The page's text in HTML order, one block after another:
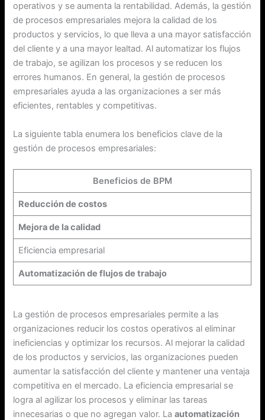
operativos y se aumenta la rentabilidad. Además, la gestión
de procesos empresariales mejora la calidad de los
productos y servicios, lo que lleva a una mayor satisfacción
del cliente y a una mayor lealtad. Al automatizar los flujos
de trabajo, se agilizan los procesos y se reducen los
errores humanos. En general, la gestión de procesos
empresariales ayuda a las organizaciones a ser más
eficientes, rentables y competitivas.
La siguiente tabla enumera los beneficios clave de la
gestión de procesos empresariales:
Beneficios de BPM
Reducción de costos
Mejora de la calidad
Eficiencia empresarial
Automatización de flujos de trabajo
La gestión de procesos empresariales permite a las
organizaciones reducir los costos operativos al eliminar
ineficiencias y optimizar los recursos. Al mejorar la calidad
de los productos y servicios, las organizaciones pueden
aumentar la satisfacción del cliente y mantener una ventaja
competitiva en el mercado. La eficiencia empresarial se
logra al agilizar los procesos y eliminar las tareas
innecesarias o que no agregan valor. Laautomatización